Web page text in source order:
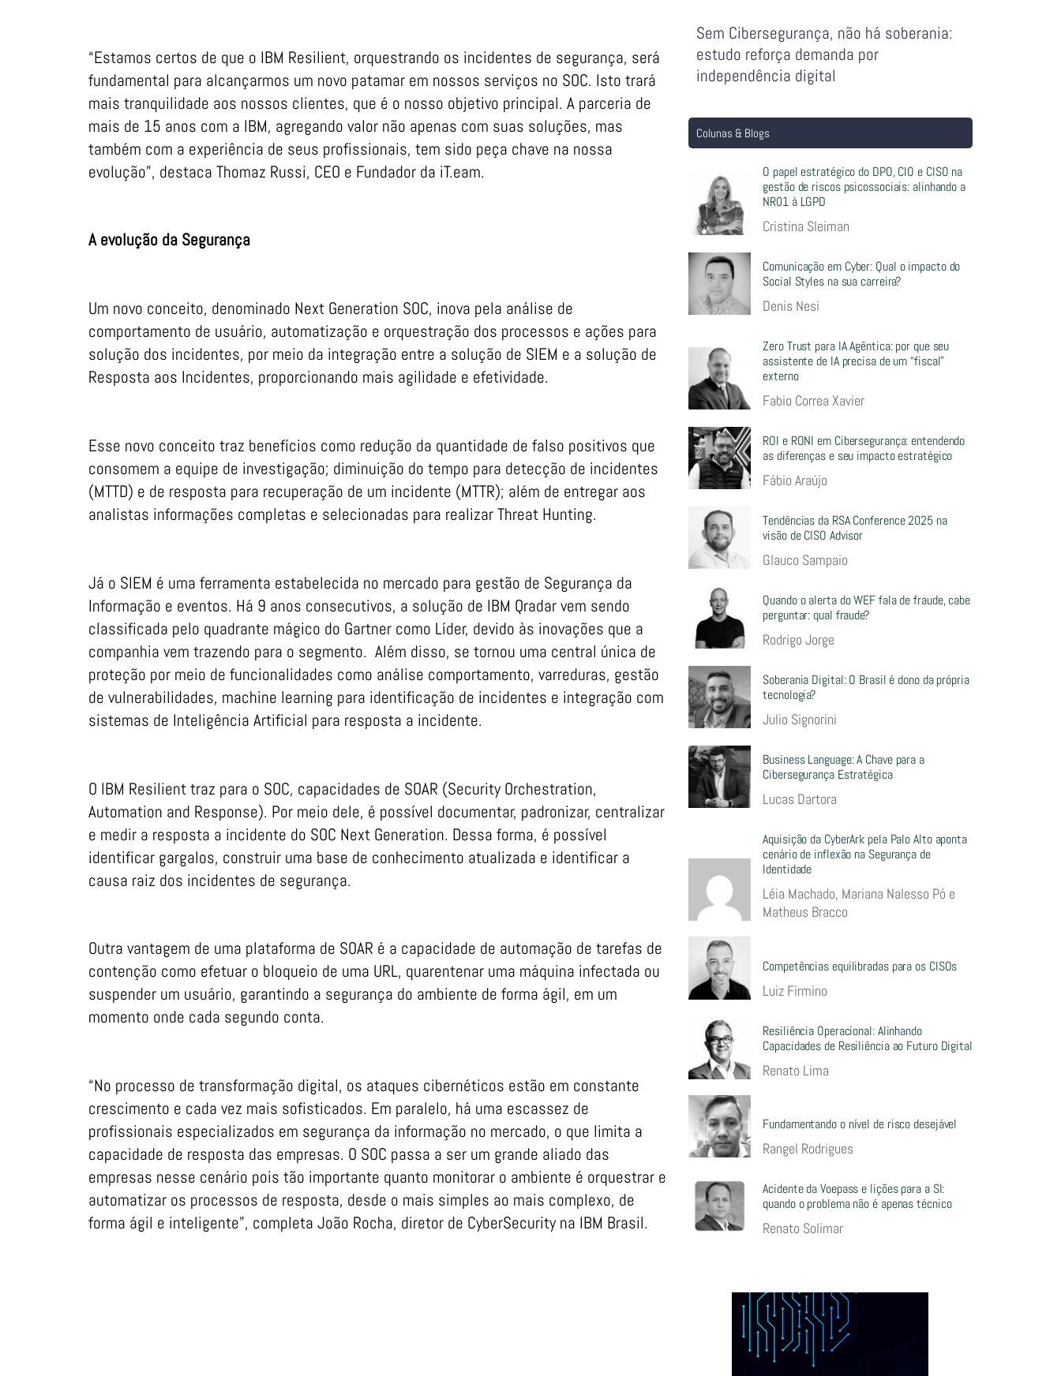
“Estamos certos de que o IBM Resilient, orquestrando os incidentes de segurança, será
fundamental para alcançarmos um novo patamar em nossos serviços no SOC. Isto trará
mais tranquilidade aos nossos clientes, que é o nosso objetivo principal. A parceria de
mais de 15 anos com a IBM, agregando valor não apenas com suas soluções, mas
também com a experiência de seus profissionais, tem sido peça chave na nossa
evolução”, destaca Thomaz Russi, CEO e Fundador da iT.eam.
A evolução da Segurança
Um novo conceito, denominado Next Generation SOC, inova pela análise de
comportamento de usuário, automatização e orquestração dos processos e ações para
solução dos incidentes, por meio da integração entre a solução de SIEM e a solução de
Resposta aos Incidentes, proporcionando mais agilidade e efetividade.
Esse novo conceito traz benefícios como redução da quantidade de falso positivos que
consomem a equipe de investigação; diminuição do tempo para detecção de incidentes
(MTTD) e de resposta para recuperação de um incidente (MTTR); além de entregar aos
analistas informações completas e selecionadas para realizar Threat Hunting.
Já o SIEM é uma ferramenta estabelecida no mercado para gestão de Segurança da
Informação e eventos. Há 9 anos consecutivos, a solução de IBM Qradar vem sendo
classificada pelo quadrante mágico do Gartner como Líder, devido às inovações que a
companhia vem trazendo para o segmento. Além disso, se tornou uma central única de
proteção por meio de funcionalidades como análise comportamento, varreduras, gestão
de vulnerabilidades, machine learning para identificação de incidentes e integração com
sistemas de Inteligência Artificial para resposta a incidente.
O IBM Resilient traz para o SOC, capacidades de SOAR (Security Orchestration,
Automation and Response). Por meio dele, é possível documentar, padronizar, centralizar
e medir a resposta a incidente do SOC Next Generation. Dessa forma, é possível
identificar gargalos, construir uma base de conhecimento atualizada e identificar a
causa raiz dos incidentes de segurança.
Outra vantagem de uma plataforma de SOAR é a capacidade de automação de tarefas de
contenção como efetuar o bloqueio de uma URL, quarentenar uma máquina infectada ou
suspender um usuário, garantindo a segurança do ambiente de forma ágil, em um
momento onde cada segundo conta.
“No processo de transformação digital, os ataques cibernéticos estão em constante
crescimento e cada vez mais sofisticados. Em paralelo, há uma escassez de
profissionais especializados em segurança da informação no mercado, o que limita a
capacidade de resposta das empresas. O SOC passa a ser um grande aliado das
empresas nesse cenário pois tão importante quanto monitorar o ambiente é orquestrar e
automatizar os processos de resposta, desde o mais simples ao mais complexo, de
forma ágil e inteligente”, completa João Rocha, diretor de CyberSecurity na IBM Brasil.
Sem Cibersegurança, não há soberania:
estudo reforça demanda por
independência digital
Colunas & Blogs
O papel estratégico do DPO, CIO e CISO na
gestão de riscos psicossociais: alinhando a
NR01 à LGPD
Cristina Sleiman
Comunicação em Cyber: Qual o impacto do
Social Styles na sua carreira?
Denis Nesi
Zero Trust para IA Agêntica: por que seu
assistente de IA precisa de um “fiscal”
externo
Fabio Correa Xavier
ROI e RONI em Cibersegurança: entendendo
as diferenças e seu impacto estratégico
Fábio Araújo
Tendências da RSA Conference 2025 na
visão de CISO Advisor
Glauco Sampaio
Quando o alerta do WEF fala de fraude, cabe
perguntar: qual fraude?
Rodrigo Jorge
Soberania Digital: O Brasil é dono da própria
tecnologia?
Julio Signorini
Business Language: A Chave para a
Cibersegurança Estratégica
Lucas Dartora
Aquisição da CyberArk pela Palo Alto aponta
cenário de inflexão na Segurança de
Identidade
Léia Machado, Mariana Nalesso Pó e
Matheus Bracco
Competências equilibradas para os CISOs
Luiz Firmino
Resiliência Operacional: Alinhando
Capacidades de Resiliência ao Futuro Digital
Renato Lima
Fundamentando o nível de risco desejável
Rangel Rodrigues
Acidente da Voepass e lições para a SI:
quando o problema não é apenas técnico
Renato Solimar